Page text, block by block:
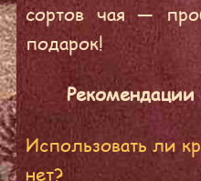
сортов чая —
подарок!
Использовать ли
нет?